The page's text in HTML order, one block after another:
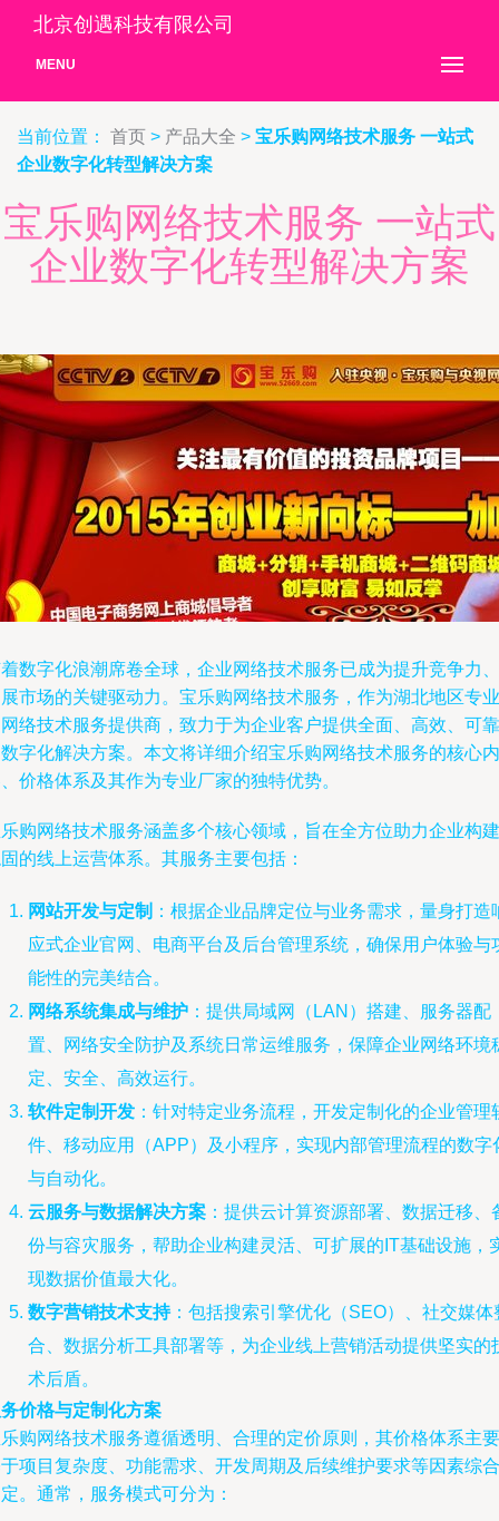
北京创遇科技有限公司
MENU
当前位置： 首页 > 产品大全 > 宝乐购网络技术服务 一站式
企业数字化转型解决方案
宝乐购网络技术服务 一站式
企业数字化转型解决方案
数字化浪潮席卷全球，企业网络技术服务已成为提升竞争力、
市场的关键驱动力。宝乐购网络技术服务，作为湖北地区专业
络技术服务提供商，致力于为企业客户提供全面、高效、可靠
字化解决方案。本文将详细介绍宝乐购网络技术服务的核心内
价格体系及其作为专业厂家的独特优势。
购网络技术服务涵盖多个核心领域，旨在全方位助力企业构建
的线上运营体系。其服务主要包括：
网站开发与定制 ：根据企业品牌定位与业务需求，量身打造
应式企业官网、电商平台及后台管理系统，确保用户体验与
能性的完美结合。
网络系统集成与维护 ：提供局域网（LAN）搭建、服务器配
置、网络安全防护及系统日常运维服务，保障企业网络环境
定、安全、高效运行。
软件定制开发 ：针对特定业务流程，开发定制化的企业管理
件、移动应用（APP）及小程序，实现内部管理流程的数字
与自动化。
云服务与数据解决方案 ：提供云计算资源部署、数据迁移、
份与容灾服务，帮助企业构建灵活、可扩展的IT基础设施，
现数据价值最大化。
数字营销技术支持：包括搜索引擎优化（SEO）、社交媒体
合、数据分析工具部署等，为企业线上营销活动提供坚实的
术后盾。
价格与定制化方案
购网络技术服务遵循透明、合理的定价原则，其价格体系主要
项目复杂度、功能需求、开发周期及后续维护要求等因素综合
。通常，服务模式可分为：